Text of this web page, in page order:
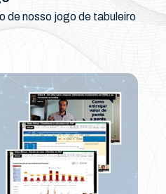
de nosso jogo de tabuleiro